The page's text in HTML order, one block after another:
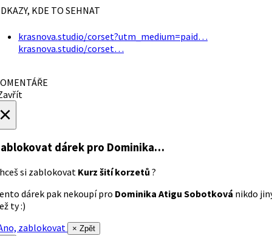
KDE TO SEHNAT
krasnova.studio/corset?utm_medium=paid…
krasnova.studio/corset…
dárek pro Dominika…
si zablokovat Kurz šití korzetů ?
dárek pak nekoupí pro Dominika Atigu Sobotková nikdo
ty :)
zablokovat
× Zpět